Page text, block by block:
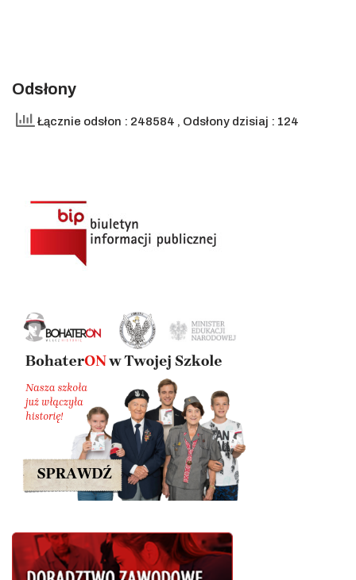
Odsłony
Łącznie odsłon : 248584 , Odsłony dzisiaj : 124